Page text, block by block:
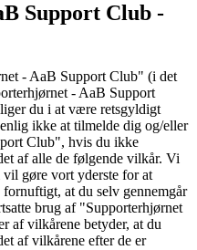
Support Club -
- AaB Support Club" (i det
- AaB Support
du i at være retsgyldigt
ikke at tilmelde dig og/eller
Club", hvis du ikke
af alle de følgende vilkår. Vi
gøre vort yderste for at
at du selv gennemgår
brug af "Supporterhjørnet
af vilkårene betyder, at du
af vilkårene efter de er